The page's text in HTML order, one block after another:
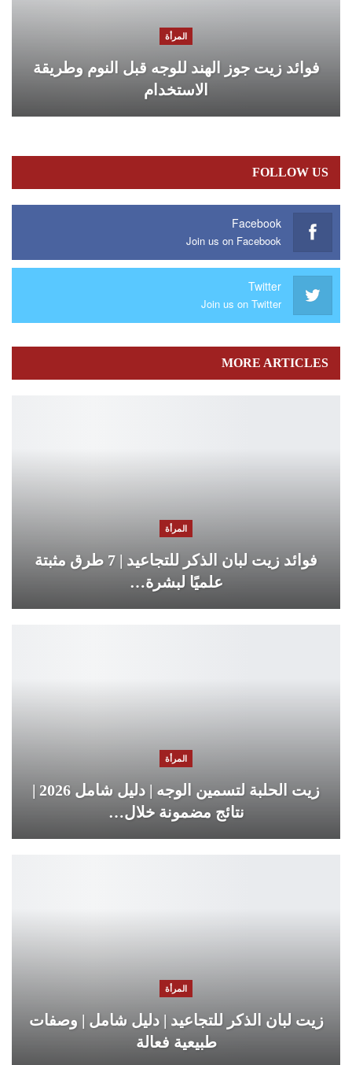
المرأة
فوائد زيت جوز الهند للوجه قبل النوم وطريقة
الاستخدام
FOLLOW US
Facebook
Join us on Facebook
Twitter
Join us on Twitter
MORE ARTICLES
المرأة
فوائد زيت لبان الذكر للتجاعيد | 7 طرق مثبتة
علميًا لبشرة…
المرأة
زيت الحلبة لتسمين الوجه | دليل شامل 2026 |
نتائج مضمونة خلال…
المرأة
زيت لبان الذكر للتجاعيد | دليل شامل | وصفات
طبيعية فعالة